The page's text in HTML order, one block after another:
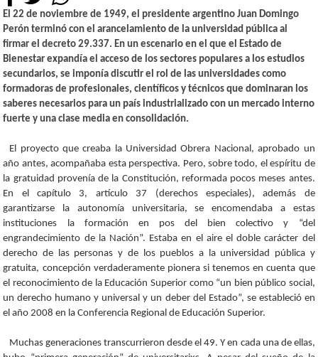
El 22 de noviembre de 1949, el presidente argentino Juan Domingo
Perón terminó con el arancelamiento de la universidad pública al
firmar el decreto 29.337. En un escenario en el que el Estado de
Bienestar expandía el acceso de los sectores populares a los estudios
secundarios, se imponía discutir el rol de las universidades como
formadoras de profesionales, científicos y técnicos que dominaran los
saberes necesarios para un país industrializado con un mercado interno
fuerte y una clase media en consolidación.
El proyecto que creaba la Universidad Obrera Nacional, aprobado un
año antes, acompañaba esta perspectiva. Pero, sobre todo, el espíritu de
la gratuidad provenía de la Constitución, reformada pocos meses antes.
En el capítulo 3, artículo 37 (derechos especiales), además de
garantizarse la autonomía universitaria, se encomendaba a estas
instituciones la formación en pos del bien colectivo y “del
engrandecimiento de la Nación”. Estaba en el aire el doble carácter del
derecho de las personas y de los pueblos a la universidad pública y
gratuita, concepción verdaderamente pionera si tenemos en cuenta que
el reconocimiento de la Educación Superior como “un bien público social,
un derecho humano y universal y un deber del Estado”, se estableció en
el año 2008 en la Conferencia Regional de Educación Superior.
Muchas generaciones transcurrieron desde el 49. Y en cada una de ellas,